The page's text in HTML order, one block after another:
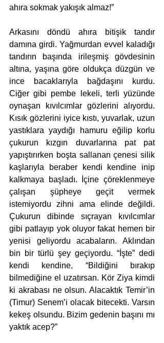
ahıra sokmak yakışık almaz!”
Arkasını döndü ahıra bitişik tandır
damına girdi. Yağmurdan evvel kaladığı
tandırın başında irileşmiş gövdesinin
altına, yaşına göre oldukça düzgün ve
ince bacaklarıyla bağdaşını kurdu.
Ciğer gibi pembe lekeli, terli yüzünde
oynaşan kıvılcımlar gözlerini alıyordu.
Kısık gözlerini iyice kıstı, yuvarlak, uzun
yastıklara yaydığı hamuru eğilip korlu
çukurun kızgın duvarlarına pat pat
yapıştırırken boşta sallanan çenesi silik
kaşlarıyla beraber kendi kendine inip
kalkmaya başladı. İçine çöreklenmeye
çalışan şüpheye geçit vermek
istemiyordu zihni ama elinde değildi.
Çukurun dibinde sıçrayan kıvılcımlar
gibi patlayıp yok oluyor fakat hemen bir
yenisi geliyordu acabaların. Aklından
bin bir türlü şey geçiyordu. “İşte” dedi
kendi kendine, “Bildiğini bırakıp
bilmediğine el uzatırsan. Kör Ziya kimdi
ki akrabası ne olsun. Alacaktık Temir’in
(Timur) Senem’i olacak bitecekti. Varsın
kekeş olsundu. Bizim gedenin başını mı
yaktık acep?”